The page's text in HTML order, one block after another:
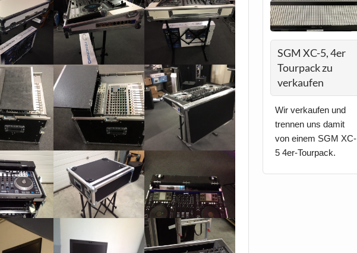
SGM XC-5, 4er
Tourpack zu
verkaufen
Wir verkaufen und
trennen uns damit
von einem SGM XC-
5 4er-Tourpack.